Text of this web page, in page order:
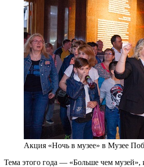
Акция «Ночь в музее» в Музее
Тема этого года — «Больше чем